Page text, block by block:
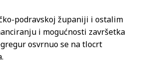
podravskoj županiji i ostalim
i mogućnosti završetka
osvrnuo se na tlocrt